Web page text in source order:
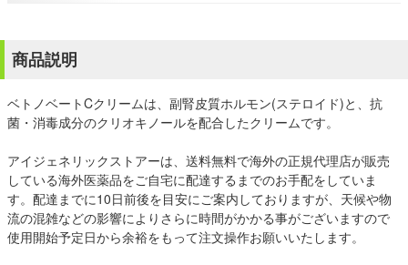
商品説明
ベトノベートCクリームは、副腎皮質ホルモン(ステロイド)と、抗
菌・消毒成分のクリオキノールを配合したクリームです。
アイジェネリックストアーは、送料無料で海外の正規代理店が販売
している海外医薬品をご自宅に配達するまでのお手配をしていま
す。配達までに10日前後を目安にご案内しておりますが、天候や物
流の混雑などの影響によりさらに時間がかかる事がございますので
使用開始予定日から余裕をもって注文操作お願いいたします。